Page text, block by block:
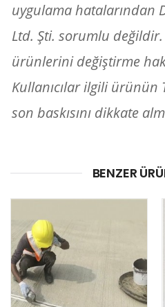
uygulama hatalarından
Ltd. Şti. sorumlu değildir.
ürünlerini değiştirme
Kullanıcılar ilgili
son baskısını dikkate
BENZER